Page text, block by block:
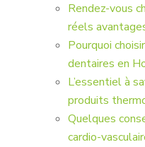
Rendez-vous
réels
Pourquoi
dentaires en
L’essentiel à
produits
Quelques
cardio-